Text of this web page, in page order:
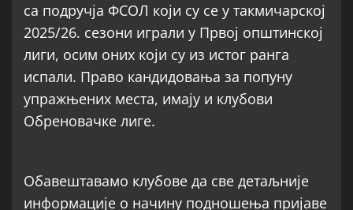
са подручја ФСОЛ који су се у такмичарској
2025/26. сезони играли у Првој општинској
лиги, осим оних који су из истог ранга
испали. Право кандидовања за попуну
упражњених места, имају и клубови
Обреновачке лиге.
Обавештавамо клубове да све детаљније
информације о начину подношења пријаве